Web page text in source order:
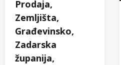
Prodaja,
Zemljišta,
Građevinsko,
Zadarska
županija,